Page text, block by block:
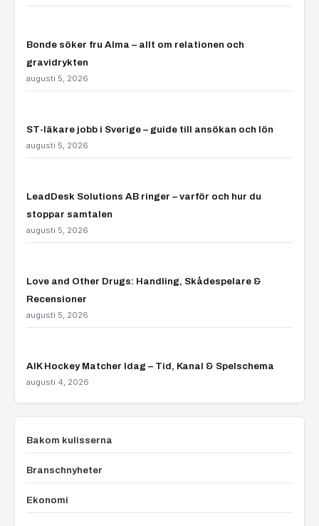
Bonde söker fru Alma – allt om relationen och
gravidrykten
augusti 5, 2026
ST-läkare jobb i Sverige – guide till ansökan och lön
augusti 5, 2026
LeadDesk Solutions AB ringer – varför och hur du
stoppar samtalen
augusti 5, 2026
Love and Other Drugs: Handling, Skådespelare &
Recensioner
augusti 5, 2026
AIK Hockey Matcher Idag – Tid, Kanal & Spelschema
augusti 4, 2026
Bakom kulisserna
Branschnyheter
Ekonomi